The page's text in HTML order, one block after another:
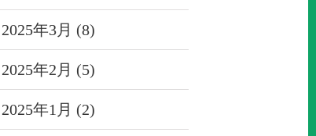
2025年3月 (8)
2025年2月 (5)
2025年1月 (2)